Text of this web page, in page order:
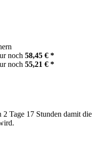
noch 58,45 € *
noch 55,21 € *
2 Tage 17 Stunden damit die